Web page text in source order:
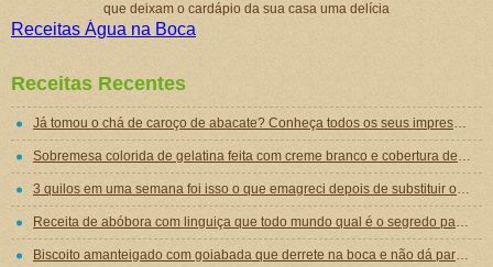
que deixam o cardápio da sua casa uma delícia
Receitas Água na Boca
Receitas Recentes
Já tomou o chá de caroço de abacate? Conheça todos os seus impressionantes benefícios!
Sobremesa colorida de gelatina feita com creme branco e cobertura de mousse de gelatina
3 quilos em uma semana foi isso o que emagreci depois de substituir o jantar por essa sopa emagrecedora
Receita de abóbora com linguiça que todo mundo qual é o segredo para ficar tão gostosa
Biscoito amanteigado com goiabada que derrete na boca e não dá para comer um só